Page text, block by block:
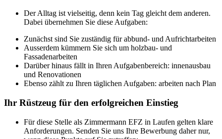
Der Alltag ist vielseitig, denn kein Tag gleicht dem anderen.
Dabei übernehmen Sie diese Aufgaben:
Zunächst sind Sie zuständig für abbund- und Aufrichtarbeiten
Ausserdem kümmern Sie sich um holzbau- und
Fassadenarbeiten
Darüber hinaus fällt in Ihren Aufgabenbereich: innenausbau
und Renovationen
Ebenso zählt zu Ihren täglichen Aufgaben: arbeiten nach Plan
Ihr Rüstzeug für den erfolgreichen Einstieg
Für diese Stelle als Zimmermann EFZ in Laufen gelten klare
Anforderungen. Senden Sie uns Ihre Bewerbung daher nur,